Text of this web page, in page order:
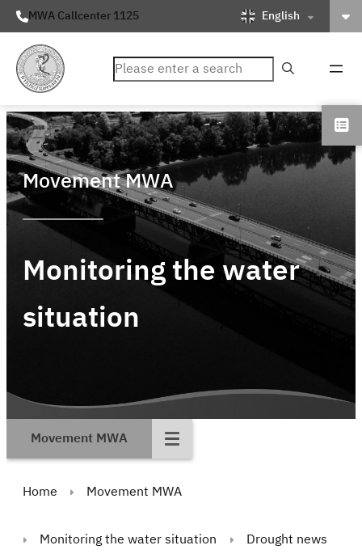
MWA Callcenter 1125 English
ค้นหา
Movement MWA
Monitoring the water
situation
Movement MWA
Home Movement MWA
Monitoring the water situation Drought news